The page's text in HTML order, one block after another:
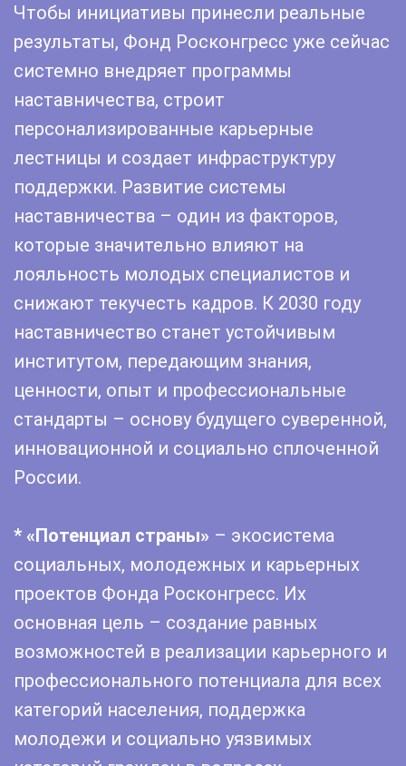
Чтобы инициативы принесли реальные
результаты, Фонд Росконгресс уже сейчас
системно внедряет программы
наставничества, строит
персонализированные карьерные
лестницы и создает инфраструктуру
поддержки. Развитие системы
наставничества – один из факторов,
которые значительно влияют на
лояльность молодых специалистов и
снижают текучесть кадров. К 2030 году
наставничество станет устойчивым
институтом, передающим знания,
ценности, опыт и профессиональные
стандарты – основу будущего суверенной,
инновационной и социально сплоченной
России.
* «Потенциал страны» – экосистема
социальных, молодежных и карьерных
проектов Фонда Росконгресс. Их
основная цель – создание равных
возможностей в реализации карьерного и
профессионального потенциала для всех
категорий населения, поддержка
молодежи и социально уязвимых